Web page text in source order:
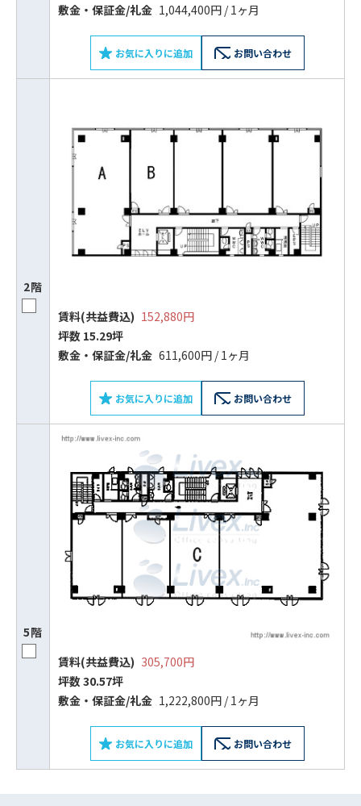
敷⾦‧保証⾦/礼⾦ 1,044,400円 / 1ヶ月
お気に入りに追加 お問い合わせ
2階
賃料(共益費込) 152,880円
坪数 15.29坪
敷⾦‧保証⾦/礼⾦ 611,600円 / 1ヶ月
お気に入りに追加 お問い合わせ
5階
賃料(共益費込) 305,700円
坪数 30.57坪
敷⾦‧保証⾦/礼⾦ 1,222,800円 / 1ヶ月
お気に入りに追加 お問い合わせ
ビルコード：
をお伝えいただくと
スムーズにご案内できます
0120-620-213
フォームでお問い合わせ